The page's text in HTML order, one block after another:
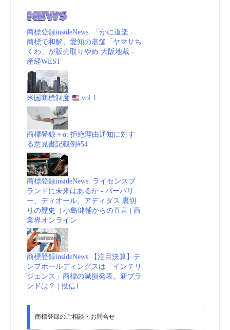
標
|
INSIDER
JAPAN”
商標登録insideNews: 「かに道楽」
商標で和解、愛知の老舗「ヤマサち
くわ」が販売取りやめ 大阪地裁 -
産経WEST
米国商標制度 vol.1
商標登録＋α: 拒絶理由通知に対す
る意見書記載例#54
商標登録insideNews: ライセンスブ
ランドに未来はあるか - バーバリ
ー、ディオール、アディダス 裏切
りの歴史 | 小島健輔からの直言 | 商
業界オンライン
商標登録insideNews 【注目決算】テ
ンプホールディングスは「インテリ
ジェンス」商標の減損発表。新ブラ
ンドは？ | 投信1
商標登録のご相談・お問合せ